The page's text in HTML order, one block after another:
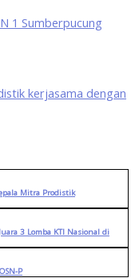
1 Sumberpucung
kerjasama dengan
Mitra Prodistik
3 Lomba KTI Nasional di
P